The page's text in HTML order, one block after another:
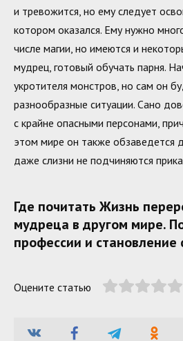
и тревожится, но ему следует
котором оказался. Ему нужно
числе магии, но имеются и
мудрец, готовый обучать парня.
укротителя монстров, но сам он
разнообразные ситуации. Сано
с крайне опасными персонами,
этом мире он также обзаведется
даже слизни не подчиняются
Где почитать Жизнь
мудреца в другом мире.
профессии и
Оцените статью